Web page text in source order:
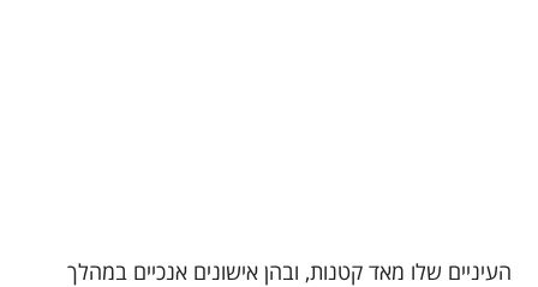
העיניים שלו מאד קטנות, ובהן אישונים אנכיים במהלך